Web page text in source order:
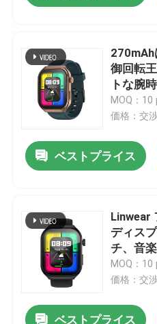
工場 ツアー
品質管理
連絡 ください
Smartwatchを呼んでい
TFT LCDのスマートな腕
AMOLEDスマートウォッ
270mAh
御回転
トな腕
MOQ：
価格：交
ベストプライス
Linwear
ディス
チ、音
ビティ
MOQ：
価格：交
ベストプライス